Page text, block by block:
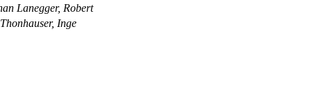
Lanegger, Robert
Inge